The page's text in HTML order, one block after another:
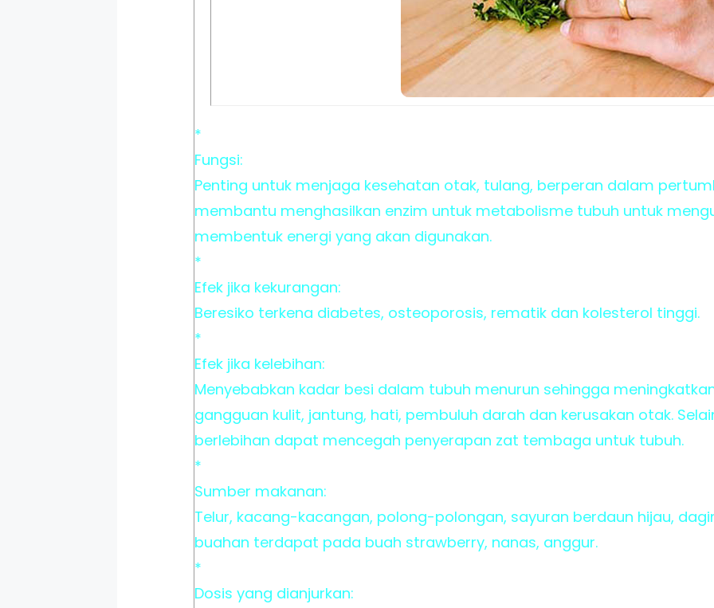
*
Fungsi:
Penting untuk menjaga kesehatan otak, tulang, berperan dalam
membantu menghasilkan enzim untuk metabolisme tubuh untuk
membentuk energi yang akan digunakan.
*
Efek jika kekurangan:
Beresiko terkena diabetes, osteoporosis, rematik dan kolesterol tinggi.
*
Efek jika kelebihan:
Menyebabkan kadar besi dalam tubuh menurun sehingga
gangguan kulit, jantung, hati, pembuluh darah dan kerusakan otak.
berlebihan dapat mencegah penyerapan zat tembaga untuk tubuh.
*
Sumber makanan:
Telur, kacang-kacangan, polong-polongan, sayuran berdaun hijau,
buahan terdapat pada buah strawberry, nanas, anggur.
*
Dosis yang dianjurkan: